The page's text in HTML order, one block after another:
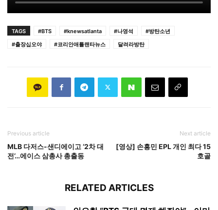
TAGS #BTS #knewsatlanta #나영석
#방탄소년
#출장십오야
#코리안애틀랜타뉴스 달려라방탄
Previous article
MLB 다저스-샌디에이고 ‘2차 대
전’…에이스 삼총사 총출동
Next article
[영상] 손흥민 EPL 개인 최다 15
호골
RELATED ARTICLES